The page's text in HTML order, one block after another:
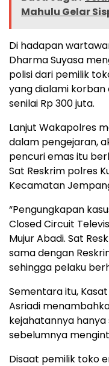
Mahulu Gelar
Di hadapan
Dharma Suyasa
polisi dari pemilik
yang dialami
senilai Rp 300 juta.
Lanjut Wakapolres
dalam pengejaran,
pencuri emas itu
Sat Reskrim polres
Kecamatan
“Pengungkapan
Closed Circuit
Mujur Abadi. Sat
sama dengan
sehingga pelaku
Sementara itu,
Asriadi
kejahatannya
sebelumnya
Disaat pemilik toko